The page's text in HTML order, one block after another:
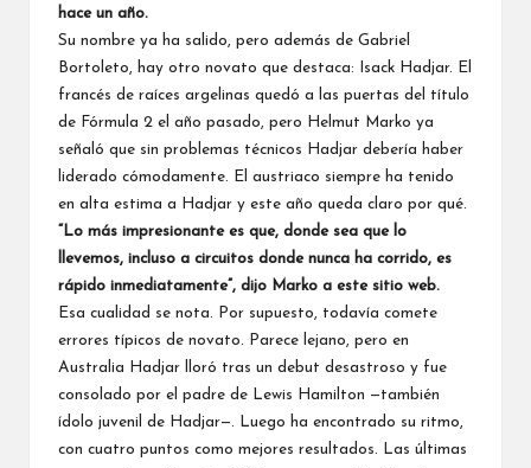
hace un año.
Su nombre ya ha salido, pero además de Gabriel
Bortoleto, hay otro novato que destaca: Isack Hadjar. El
francés de raíces argelinas quedó a las puertas del título
de Fórmula 2 el año pasado, pero Helmut Marko ya
señaló que sin problemas técnicos Hadjar debería haber
liderado cómodamente. El austriaco siempre ha tenido
en alta estima a Hadjar y este año queda claro por qué.
“Lo más impresionante es que, donde sea que lo
llevemos, incluso a circuitos donde nunca ha corrido, es
rápido inmediatamente”, dijo Marko a este sitio web.
Esa cualidad se nota. Por supuesto, todavía comete
errores típicos de novato. Parece lejano, pero en
Australia Hadjar lloró tras un debut desastroso y fue
consolado por el padre de Lewis Hamilton —también
ídolo juvenil de Hadjar—. Luego ha encontrado su ritmo,
con cuatro puntos como mejores resultados. Las últimas